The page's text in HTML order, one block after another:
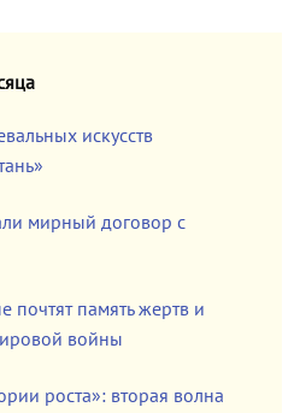
искусств
мирный договор с
почтят память жертв и
войны
роста»: вторая волна